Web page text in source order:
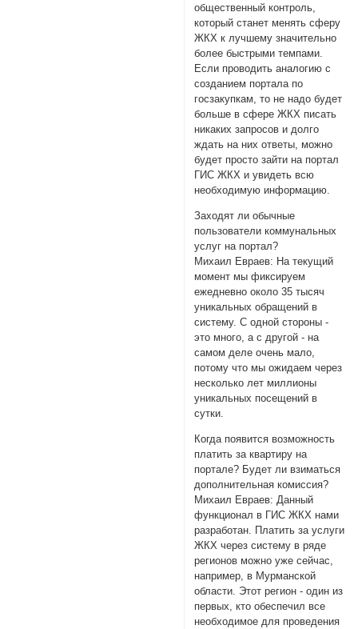
общественный контроль,
который станет менять сферу
ЖКХ к лучшему значительно
более быстрыми темпами.
Если проводить аналогию с
созданием портала по
госзакупкам, то не надо будет
больше в сфере ЖКХ писать
никаких запросов и долго
ждать на них ответы, можно
будет просто зайти на портал
ГИС ЖКХ и увидеть всю
необходимую информацию.
Заходят ли обычные
пользователи коммунальных
услуг на портал?
Михаил Евраев: На текущий
момент мы фиксируем
ежедневно около 35 тысяч
уникальных обращений в
систему. С одной стороны -
это много, а с другой - на
самом деле очень мало,
потому что мы ожидаем через
несколько лет миллионы
уникальных посещений в
сутки.
Когда появится возможность
платить за квартиру на
портале? Будет ли взиматься
дополнительная комиссия?
Михаил Евраев: Данный
функционал в ГИС ЖКХ нами
разработан. Платить за услуги
ЖКХ через систему в ряде
регионов можно уже сейчас,
например, в Мурманской
области. Этот регион - один из
первых, кто обеспечил все
необходимое для проведения